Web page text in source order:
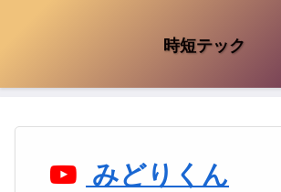
時短テック
みどりくん